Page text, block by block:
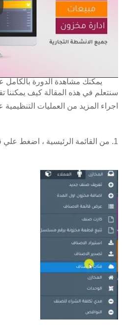
يمكنك مشاهدة الدورة بالكامل
سنتعلم في هذه المقالة كيف
اجراء المزيد من العمليات
1. من القائمة الرئيسية ، اضغط علي قائمة “المخازن” ثم اختر “فئات الاصناف”